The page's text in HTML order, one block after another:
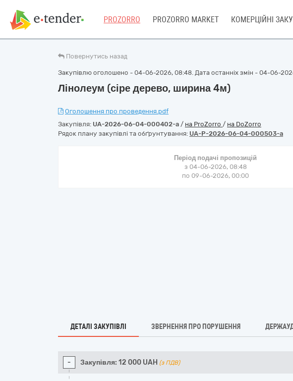
PROZORRO PROZORRO MARKET КОМЕРЦІЙНІ
Повернутись назад
Закупівлю оголошено - 04-06-2026, 08:48. Дата останніх змін - 04-06-
Лінолеум (сіре дерево, ширина 4м)
Оголошення про проведення.pdf
Закупівля: UA-2026-06-04-000402-a / на ProZorro / на DoZorro
Рядок плану закупівлі та обґрунтування: UA-P-2026-06-04-000503-a
Період подачі пропозицій
з 04-06-2026, 08:48
по 09-06-2026, 00:00
ДЕТАЛІ ЗАКУПІВЛІ ЗВЕРНЕННЯ ПРО ПОРУШЕННЯ
- Закупівля: 12 000 UAH (з ПДВ)